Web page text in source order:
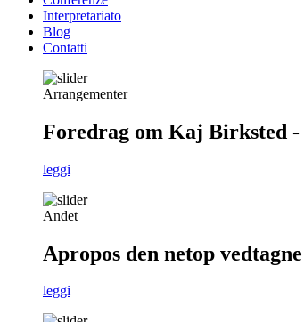
Interpretariato
Blog
Contatti
Arrangementer
Foredrag om Kaj Birksted
leggi
Andet
Apropos den netop
leggi